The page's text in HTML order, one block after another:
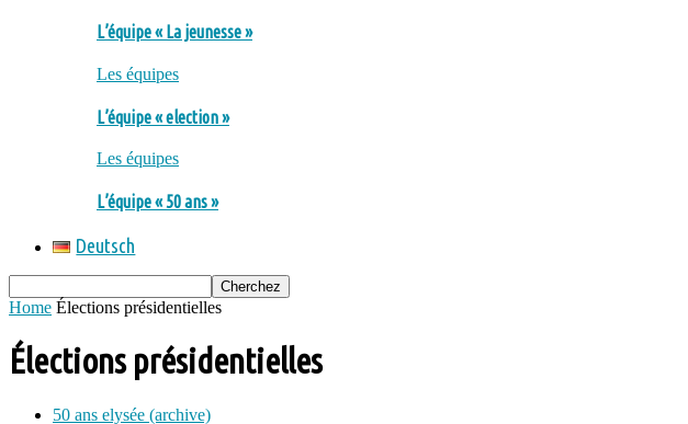
L’équipe « La jeunesse »
Les équipes
L’équipe « election »
Les équipes
L’équipe « 50 ans »
Deutsch
Home Élections présidentielles
Élections présidentielles
50 ans elysée (archive)